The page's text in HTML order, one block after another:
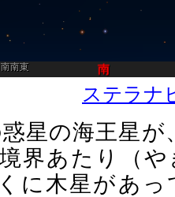
ステラナ
星の海王星が
界あたり（
に木星があ